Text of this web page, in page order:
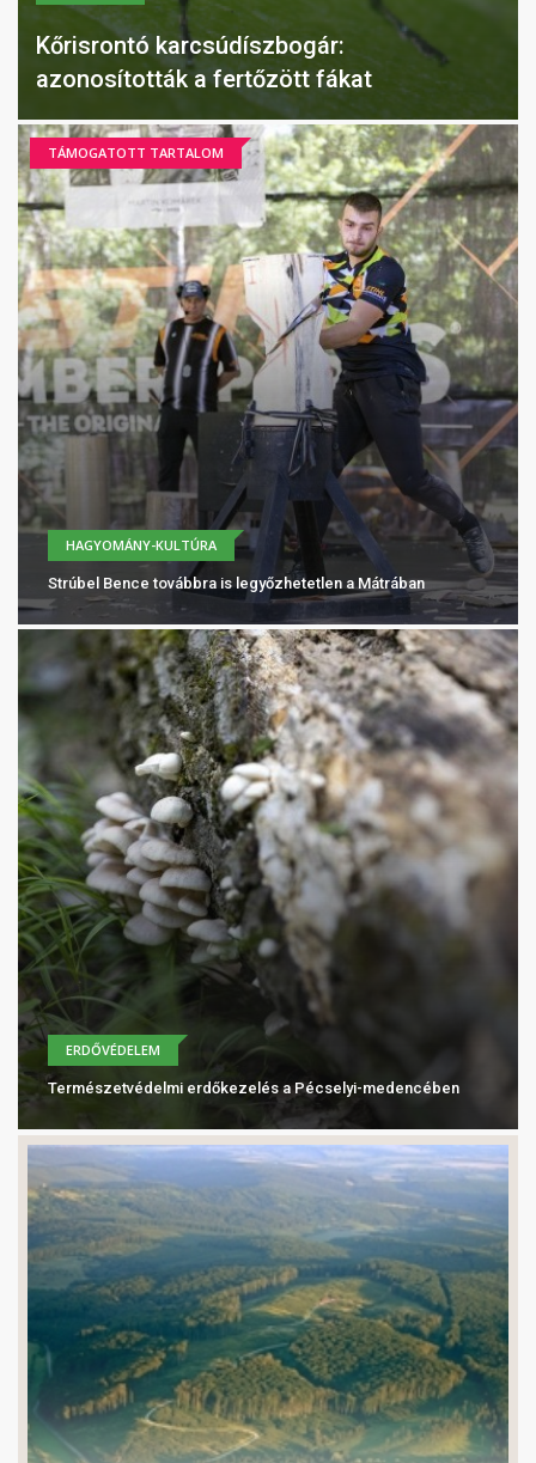
Kőrisrontó karcsúdíszbogár:
azonosították a fertőzött fákat
TÁMOGATOTT TARTALOM
HAGYOMÁNY-KULTÚRA
Strúbel Bence továbbra is legyőzhetetlen a Mátrában
ERDŐVÉDELEM
Természetvédelmi erdőkezelés a Pécselyi-medencében